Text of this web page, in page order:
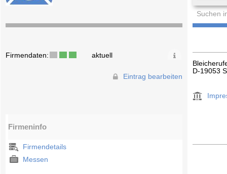
Suchen
Firmendaten: aktuell
Eintrag bearbeiten
Firmeninfo
Firmendetails
Messen
D-19053